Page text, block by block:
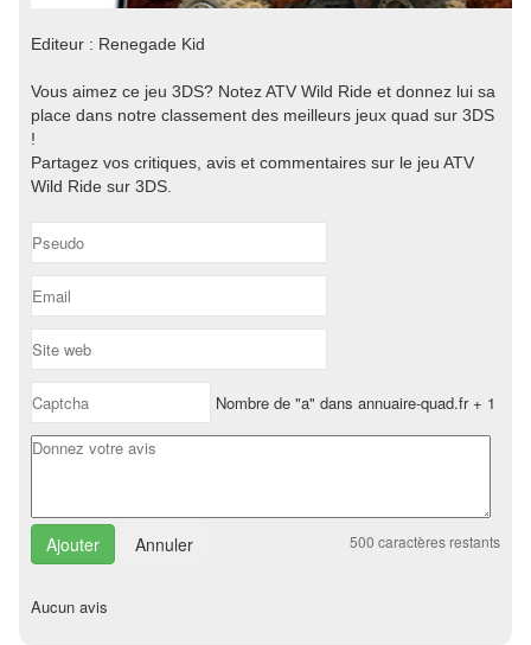
Editeur : Renegade Kid
Vous aimez ce jeu 3DS? Notez ATV Wild Ride et donnez lui sa
place dans notre classement des meilleurs jeux quad sur 3DS
!
Partagez vos critiques, avis et commentaires sur le jeu ATV
Wild Ride sur 3DS.
Nombre de "a" dans annuaire-quad.fr + 1
Annuler 500 caractères restants
Aucun avis